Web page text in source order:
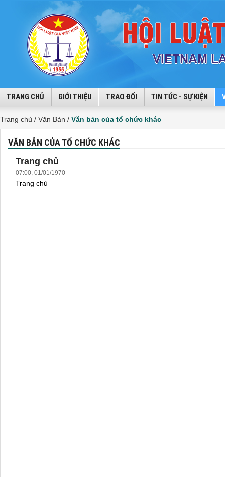
TRANG CHỦ GIỚI THIỆU TRAO ĐỔI TIN TỨC - SỰ KIỆN
Trang chủ / Văn Bản / Văn bản của tổ chức khác
VĂN BẢN CỦA TỔ CHỨC KHÁC
Trang chủ
07:00, 01/01/1970
Trang chủ